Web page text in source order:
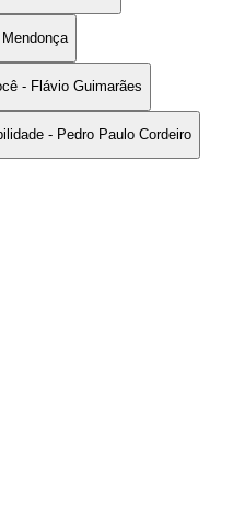
- Flávio Guimarães
- Pedro Paulo Cordeiro